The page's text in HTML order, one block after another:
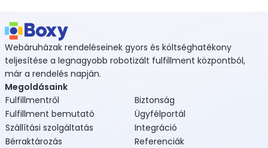
Webáruházak rendeléseinek gyors és költséghatékony
teljesítése a legnagyobb robotizált fulfillment központból,
már a rendelés napján.
Megoldásaink
Fulfillmentről
Fulfillment bemutató
Szállítási szolgáltatás
Bérraktározás
Biztonság
Ügyfélportál
Integráció
Referenciák